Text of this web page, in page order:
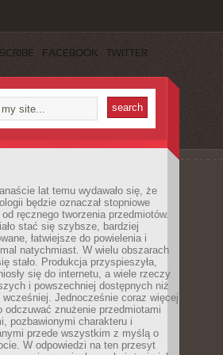
FACEBOOK TWITTER
lat temu wydawało się, że
będzie oznaczał stopniowe
ręcznego tworzenia przedmiotów.
stać się szybsze, bardziej
łatwiejsze do powielenia i
natychmiast. W wielu obszarach
stało. Produkcja przyspieszyła,
się do internetu, a wiele rzeczy
i powszechniej dostępnych niż
wcześniej. Jednocześnie coraz więcej
odczuwać znużenie przedmiotami
pozbawionymi charakteru i
przede wszystkim z myślą o
W odpowiedzi na ten przesyt